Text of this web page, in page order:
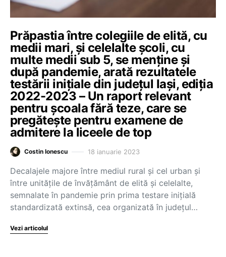
Prăpastia între colegiile de elită, cu
medii mari, și celelalte școli, cu
multe medii sub 5, se menține și
după pandemie, arată rezultatele
testării inițiale din județul Iași, ediția
2022-2023 – Un raport relevant
pentru școala fără teze, care se
pregătește pentru examene de
admitere la liceele de top
Costin Ionescu 18 ianuarie 2023
Decalajele majore între mediul rural și cel urban și
între unitățile de învățământ de elită și celelalte,
semnalate în pandemie prin prima testare inițială
standardizată extinsă, cea organizată în județul…
Vezi articolul